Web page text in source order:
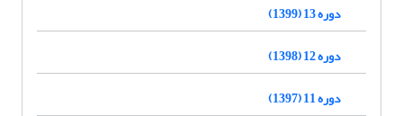
دوره 13 (1399)
دوره 12 (1398)
دوره 11 (1397)